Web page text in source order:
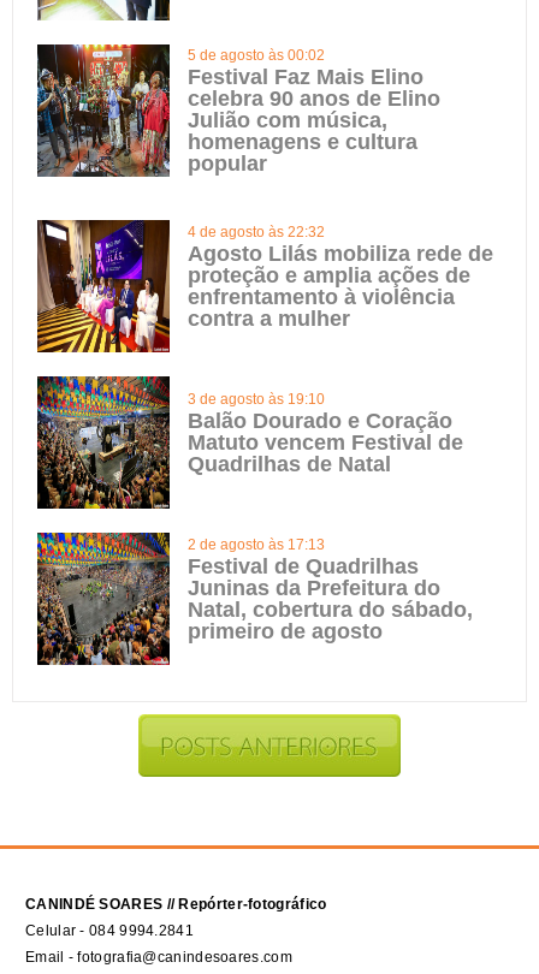
5 de agosto às 00:02
Festival Faz Mais Elino
celebra 90 anos de Elino
Julião com música,
homenagens e cultura
popular
4 de agosto às 22:32
Agosto Lilás mobiliza rede de
proteção e amplia ações de
enfrentamento à violência
contra a mulher
3 de agosto às 19:10
Balão Dourado e Coração
Matuto vencem Festival de
Quadrilhas de Natal
2 de agosto às 17:13
Festival de Quadrilhas
Juninas da Prefeitura do
Natal, cobertura do sábado,
primeiro de agosto
CANINDÉ SOARES // Repórter-fotográfico
Celular - 084 9994.2841
Email - fotografia@canindesoares.com